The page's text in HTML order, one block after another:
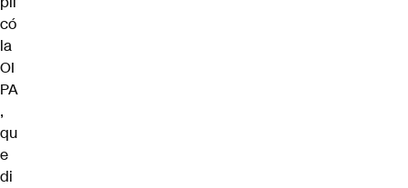
có
la
OI
PA
,
qu
e
di